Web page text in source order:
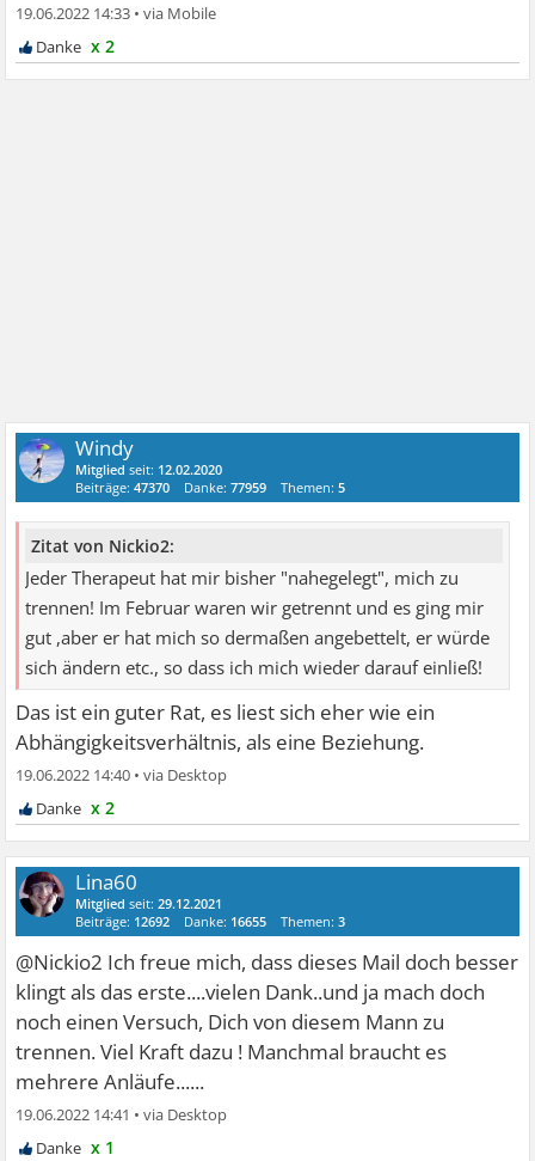
19.06.2022 14:33 •
x 2
Windy
Mitglied seit: 12.02.2020
Beiträge:47370 Danke:77959 Themen:5
Zitat von Nickio2:
Jeder Therapeut hat mir bisher "nahegelegt", mich zu
trennen! Im Februar waren wir getrennt und es ging mir
gut ,aber er hat mich so dermaßen angebettelt, er würde
sich ändern etc., so dass ich mich wieder darauf einließ!
Das ist ein guter Rat, es liest sich eher wie ein
Abhängigkeitsverhältnis, als eine Beziehung.
19.06.2022 14:40 •
x 2
Lina60
Mitglied seit:29.12.2021
Beiträge: 12692 Danke: 16655 Themen:3
@Nickio2 Ich freue mich, dass dieses Mail doch besser
klingt als das erste....vielen Dank..und ja mach doch
noch einen Versuch, Dich von diesem Mann zu
trennen. Viel Kraft dazu ! Manchmal braucht es
mehrere Anläufe......
19.06.2022 14:41 •
x 1